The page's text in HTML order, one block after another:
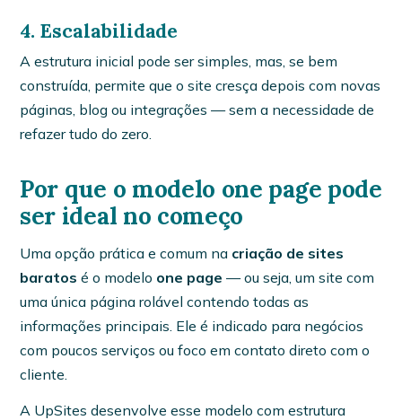
4. Escalabilidade
A estrutura inicial pode ser simples, mas, se bem
construída, permite que o site cresça depois com novas
páginas, blog ou integrações — sem a necessidade de
refazer tudo do zero.
Por que o modelo one page pode
ser ideal no começo
Uma opção prática e comum na criação de sites
baratos é o modelo one page — ou seja, um site com
uma única página rolável contendo todas as
informações principais. Ele é indicado para negócios
com poucos serviços ou foco em contato direto com o
cliente.
A UpSites desenvolve esse modelo com estrutura